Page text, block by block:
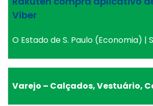
Viber
O Estado de S. Paulo (Economia) |
Varejo – Calçados, Vestuário,